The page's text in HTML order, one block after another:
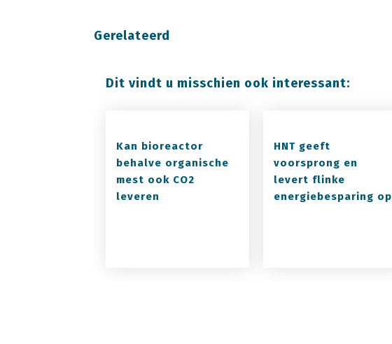
Gerelateerd
Dit vindt u misschien ook interessant:
Kan bioreactor
behalve organische
mest ook CO2
leveren
HNT geeft
voorsprong en
levert flinke
energiebesparing op